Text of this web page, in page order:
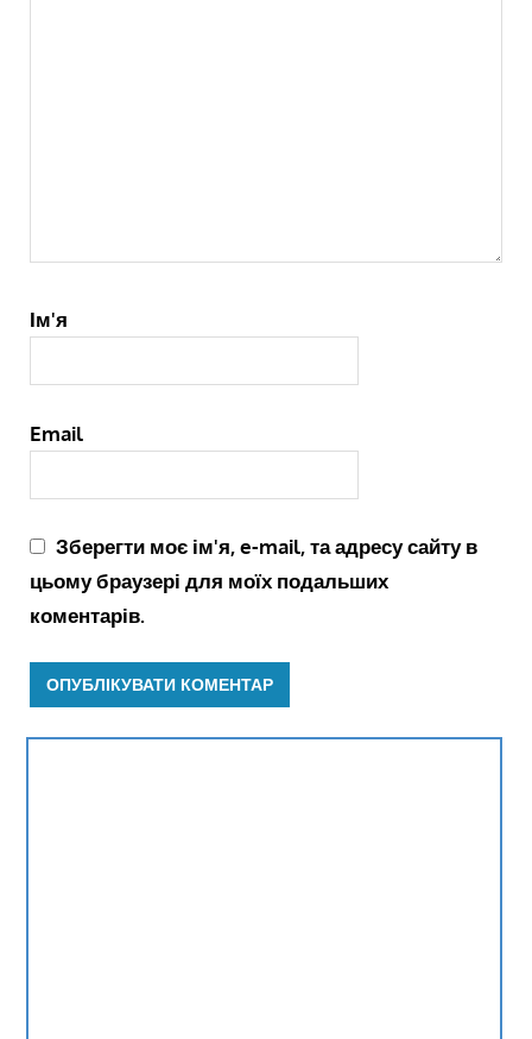
Ім'я
Email
Зберегти моє ім'я, e-mail, та адресу сайту в
цьому браузері для моїх подальших
коментарів.